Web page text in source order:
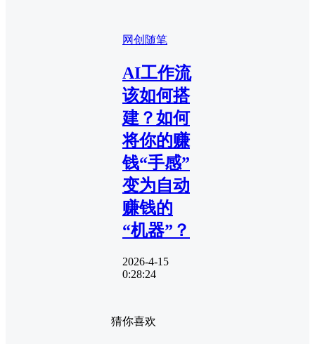
网创随笔
AI工作流
该如何搭
建？如何
将你的赚
钱“手感”
变为自动
赚钱的
“机器”？
2026-4-15
0:28:24
猜你喜欢